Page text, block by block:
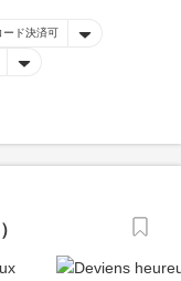
ード決済可